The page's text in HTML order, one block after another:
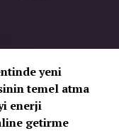
yeni
temel atma
enerji
getirme